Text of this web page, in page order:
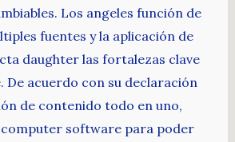
Los angeles función de
fuentes y la aplicación de
daughter las fortalezas clave
De acuerdo con su declaración
de contenido todo en uno,
software para poder